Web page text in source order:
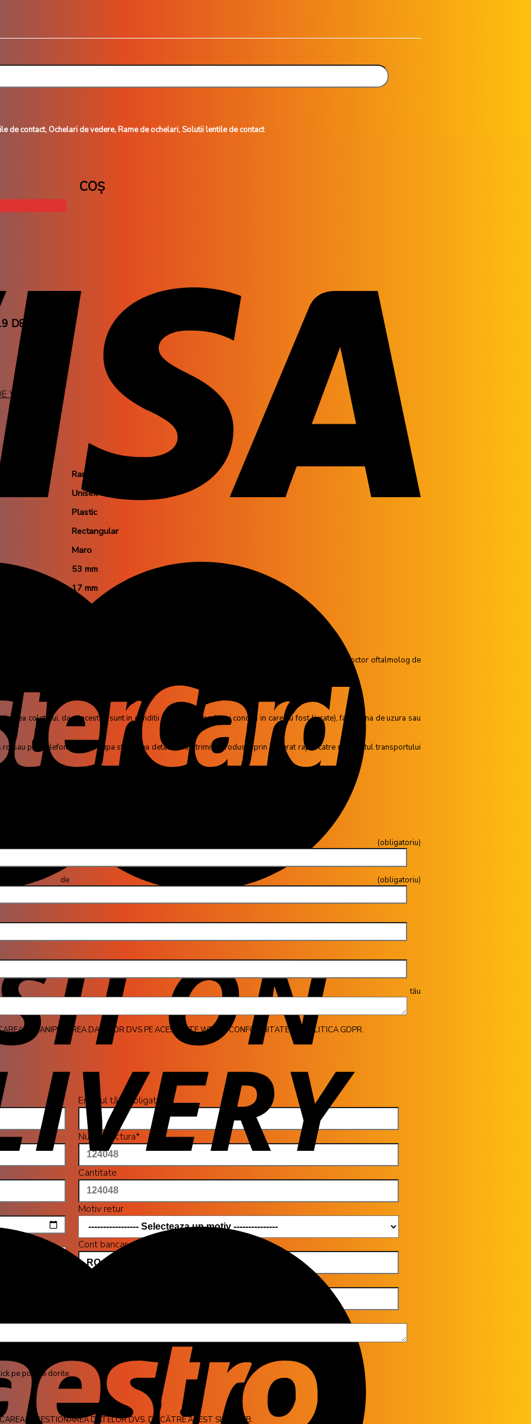
COȘ
de contact, Ochelari de vedere, Rame de ochelari, Solutii lentile de contact
D83M(53)
VEDERE
Rama completa
Unisex
Plastic
Rectangular
Maro
53 mm
17 mm
145 mm
imbatabil. Tot ceea de ce ai nevoie sunt valorile actuale de dioptrii, care îţi pot fi furnizate de un doctor oftalmolog de
coletului, daca acestea sunt in conditii perfecte (in aceleasi conditii in care au fost livrate), fara urma de uzura sau
sau prin telefon si apoi, dupa stabilirea detaliilor se trimite produsul prin curierat rapid catre noi, costul transportului
(obligatoriu)
email (obligatoriu)
tău
ȘI MANIPULAREA DATELOR DVS PE ACEST SITE WEB IN CONFORMITATE CU POLITICA GDPR.
Emailul tău (obligatoriu)
Numar factura*
Cantitate
Motiv retur
Cont bancar
pe pozele dorite.
ȘI GESTIONAREA DATELOR DVS. DE CĂTRE ACEST SITE WEB.